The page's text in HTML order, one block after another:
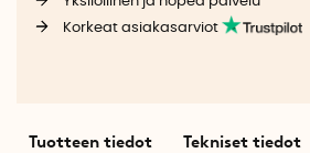
Korkeat asiakasarviot
Tuotteen tiedot Tekniset tiedot